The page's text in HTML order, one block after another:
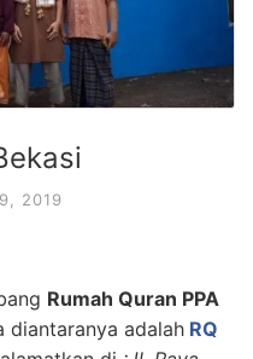
2019
Rumah Quran PPA
diantaranya adalah RQ